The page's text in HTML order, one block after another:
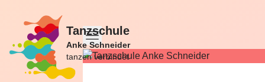
Tanzschule
Anke Schneider
tanzen verbindet